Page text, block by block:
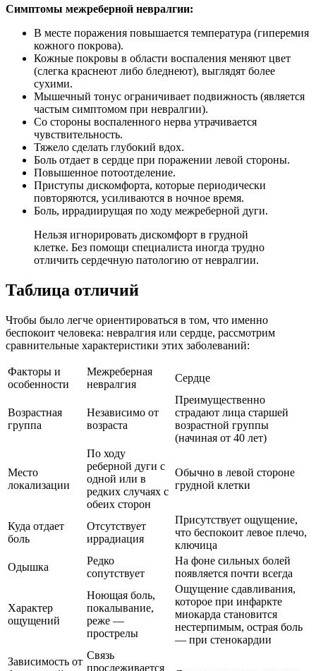
Симптомы межреберной невралгии:
В месте поражения повышается температура (гиперемия
кожного покрова).
Кожные покровы в области воспаления меняют цвет
(слегка краснеют либо бледнеют), выглядят более
сухими.
Мышечный тонус ограничивает подвижность (является
частым симптомом при невралгии).
Со стороны воспаленного нерва утрачивается
чувствительность.
Тяжело сделать глубокий вдох.
Боль отдает в сердце при поражении левой стороны.
Повышенное потоотделение.
Приступы дискомфорта, которые периодически
повторяются, усиливаются в ночное время.
Боль, иррадиирущая по ходу межреберной дуги.
Нельзя игнорировать дискомфорт в грудной
клетке. Без помощи специалиста иногда трудно
отличить сердечную патологию от невралгии.
Таблица отличий
Чтобы было легче ориентироваться в том, что именно
беспокоит человека: невралгия или сердце, рассмотрим
сравнительные характеристики этих заболеваний:
Факторы и
особенности
Межреберная
невралгия
Сердце
Возрастная
группа
Независимо от
возраста
Преимущественно
страдают лица старшей
возрастной группы
(начиная от 40 лет)
Место
локализации
По ходу
реберной дуги с
одной или в
редких случаях с
обеих сторон
Обычно в левой стороне
грудной клетки
Куда отдает
боль
Отсутствует
иррадиация
Присутствует ощущение,
что беспокоит левое плечо,
ключица
Одышка
Редко
сопутствует
На фоне сильных болей
появляется почти всегда
Характер
ощущений
Ноющая боль,
покалывание,
реже —
прострелы
Ощущение сдавливания,
которое при инфаркте
миокарда становится
нестерпимым, острая боль
— при стенокардии
Зависимость от
Связь
прослеживается